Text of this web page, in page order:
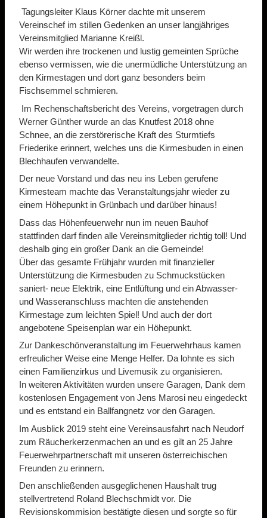
Tagungsleiter Klaus Körner dachte mit unserem
Vereinschef im stillen Gedenken an unser langjähriges
Vereinsmitglied Marianne Kreißl.
Wir werden ihre trockenen und lustig gemeinten Sprüche
ebenso vermissen, wie die unermüdliche Unterstützung an
den Kirmestagen und dort ganz besonders beim
Fischsemmel schmieren.
Im Rechenschaftsbericht des Vereins, vorgetragen durch
Werner Günther wurde an das Knutfest 2018 ohne
Schnee, an die zerstörerische Kraft des Sturmtiefs
Friederike erinnert, welches uns die Kirmesbuden in einen
Blechhaufen verwandelte.
Der neue Vorstand und das neu ins Leben gerufene
Kirmesteam machte das Veranstaltungsjahr wieder zu
einem Höhepunkt in Grünbach und darüber hinaus!
Dass das Höhenfeuerwehr nun im neuen Bauhof
stattfinden darf finden alle Vereinsmitglieder richtig toll! Und
deshalb ging ein großer Dank an die Gemeinde!
Über das gesamte Frühjahr wurden mit finanzieller
Unterstützung die Kirmesbuden zu Schmuckstücken
saniert- neue Elektrik, eine Entlüftung und ein Abwasser-
und Wasseranschluss machten die anstehenden
Kirmestage zum leichten Spiel! Und auch der dort
angebotene Speisenplan war ein Höhepunkt.
Zur Dankeschönveranstaltung im Feuerwehrhaus kamen
erfreulicher Weise eine Menge Helfer. Da lohnte es sich
einen Familienzirkus und Livemusik zu organisieren.
In weiteren Aktivitäten wurden unsere Garagen, Dank dem
kostenlosen Engagement von Jens Marosi neu eingedeckt
und es entstand ein Ballfangnetz vor den Garagen.
Im Ausblick 2019 steht eine Vereinsausfahrt nach Neudorf
zum Räucherkerzenmachen an und es gilt an 25 Jahre
Feuerwehrpartnerschaft mit unseren österreichischen
Freunden zu erinnern.
Den anschließenden ausgeglichenen Haushalt trug
stellvertretend Roland Blechschmidt vor. Die
Revisionskommision bestätigte diesen und sorgte so für